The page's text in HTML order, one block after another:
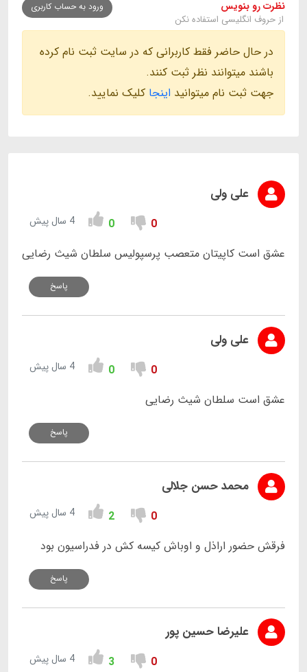
نظرت رو بنویس
از حروف انگلیسی استفاده نکن
ورود به حساب کاربری
در حال حاضر فقط کاربرانی که در سایت ثبت نام کرده
باشند میتوانند نظر ثبت کنند.
جهت ثبت نام میتوانید اینجا کلیک نمایید.
علی ولی
0
0 4 سال پیش
عشق است کاپیتان متعصب پرسپولیس سلطان شیث رضایی
پاسخ
علی ولی
0
0 4 سال پیش
عشق است سلطان شیث رضایی
پاسخ
محمد حسن جلالی
0
2 4 سال پیش
فرقش حضور اراذل و اوباش کیسه کش در فدراسیون بود
پاسخ
علیرضا حسین پور
0
3 4 سال پیش